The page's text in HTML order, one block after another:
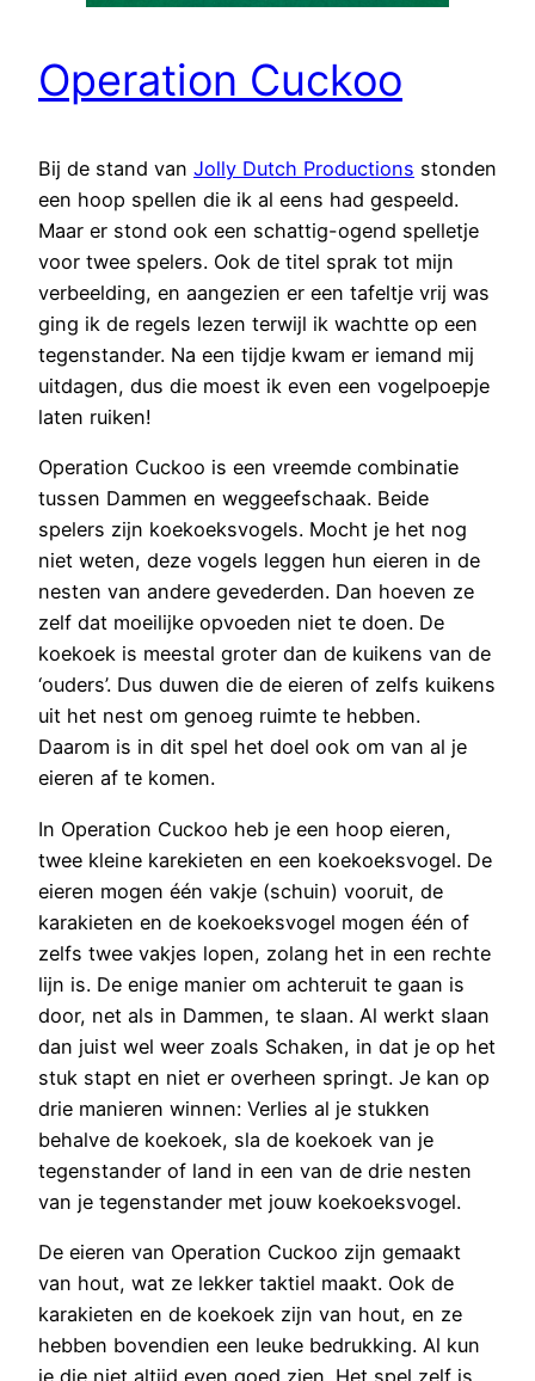
Operation Cuckoo
Bij de stand van Jolly Dutch Productions stonden
een hoop spellen die ik al eens had gespeeld.
Maar er stond ook een schattig-ogend spelletje
voor twee spelers. Ook de titel sprak tot mijn
verbeelding, en aangezien er een tafeltje vrij was
ging ik de regels lezen terwijl ik wachtte op een
tegenstander. Na een tijdje kwam er iemand mij
uitdagen, dus die moest ik even een vogelpoepje
laten ruiken!
Operation Cuckoo is een vreemde combinatie
tussen Dammen en weggeefschaak. Beide
spelers zijn koekoeksvogels. Mocht je het nog
niet weten, deze vogels leggen hun eieren in de
nesten van andere gevederden. Dan hoeven ze
zelf dat moeilijke opvoeden niet te doen. De
koekoek is meestal groter dan de kuikens van de
‘ouders’. Dus duwen die de eieren of zelfs kuikens
uit het nest om genoeg ruimte te hebben.
Daarom is in dit spel het doel ook om van al je
eieren af te komen.
In Operation Cuckoo heb je een hoop eieren,
twee kleine karekieten en een koekoeksvogel. De
eieren mogen één vakje (schuin) vooruit, de
karakieten en de koekoeksvogel mogen één of
zelfs twee vakjes lopen, zolang het in een rechte
lijn is. De enige manier om achteruit te gaan is
door, net als in Dammen, te slaan. Al werkt slaan
dan juist wel weer zoals Schaken, in dat je op het
stuk stapt en niet er overheen springt. Je kan op
drie manieren winnen: Verlies al je stukken
behalve de koekoek, sla de koekoek van je
tegenstander of land in een van de drie nesten
van je tegenstander met jouw koekoeksvogel.
De eieren van Operation Cuckoo zijn gemaakt
van hout, wat ze lekker taktiel maakt. Ook de
karakieten en de koekoek zijn van hout, en ze
hebben bovendien een leuke bedrukking. Al kun
je die niet altijd even goed zien. Het spel zelf is